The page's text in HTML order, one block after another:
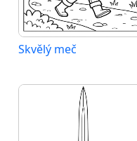
Skvělý meč